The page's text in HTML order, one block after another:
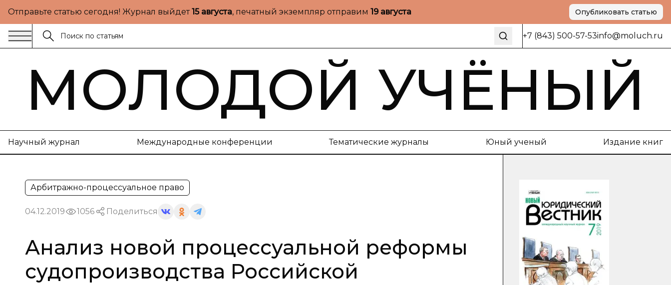
Отправьте статью сегодня! Журнал выйдет15 августа, печатный экземпляр отправим 19 августа Опубликовать статью
+7 (843) 500-57-53info@moluch.ru
МОЛОДОЙ УЧЁНЫЙ
Научный журнал Международные конференции Тематические журналы Юный ученый Издание книг
Арбитражно-процессуальное право
04.12.2019 1056 Поделиться
Анализ новой процессуальной реформы
судопроизводства Российской